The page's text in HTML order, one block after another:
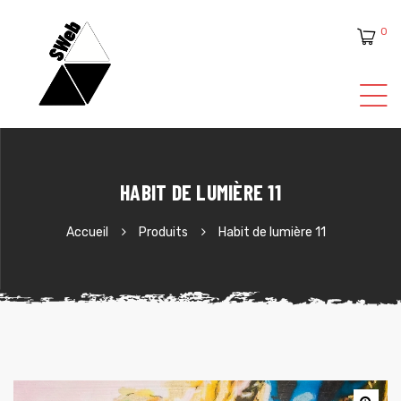
0
HABIT DE LUMIÈRE 11
Accueil Produits Habit de lumière 11